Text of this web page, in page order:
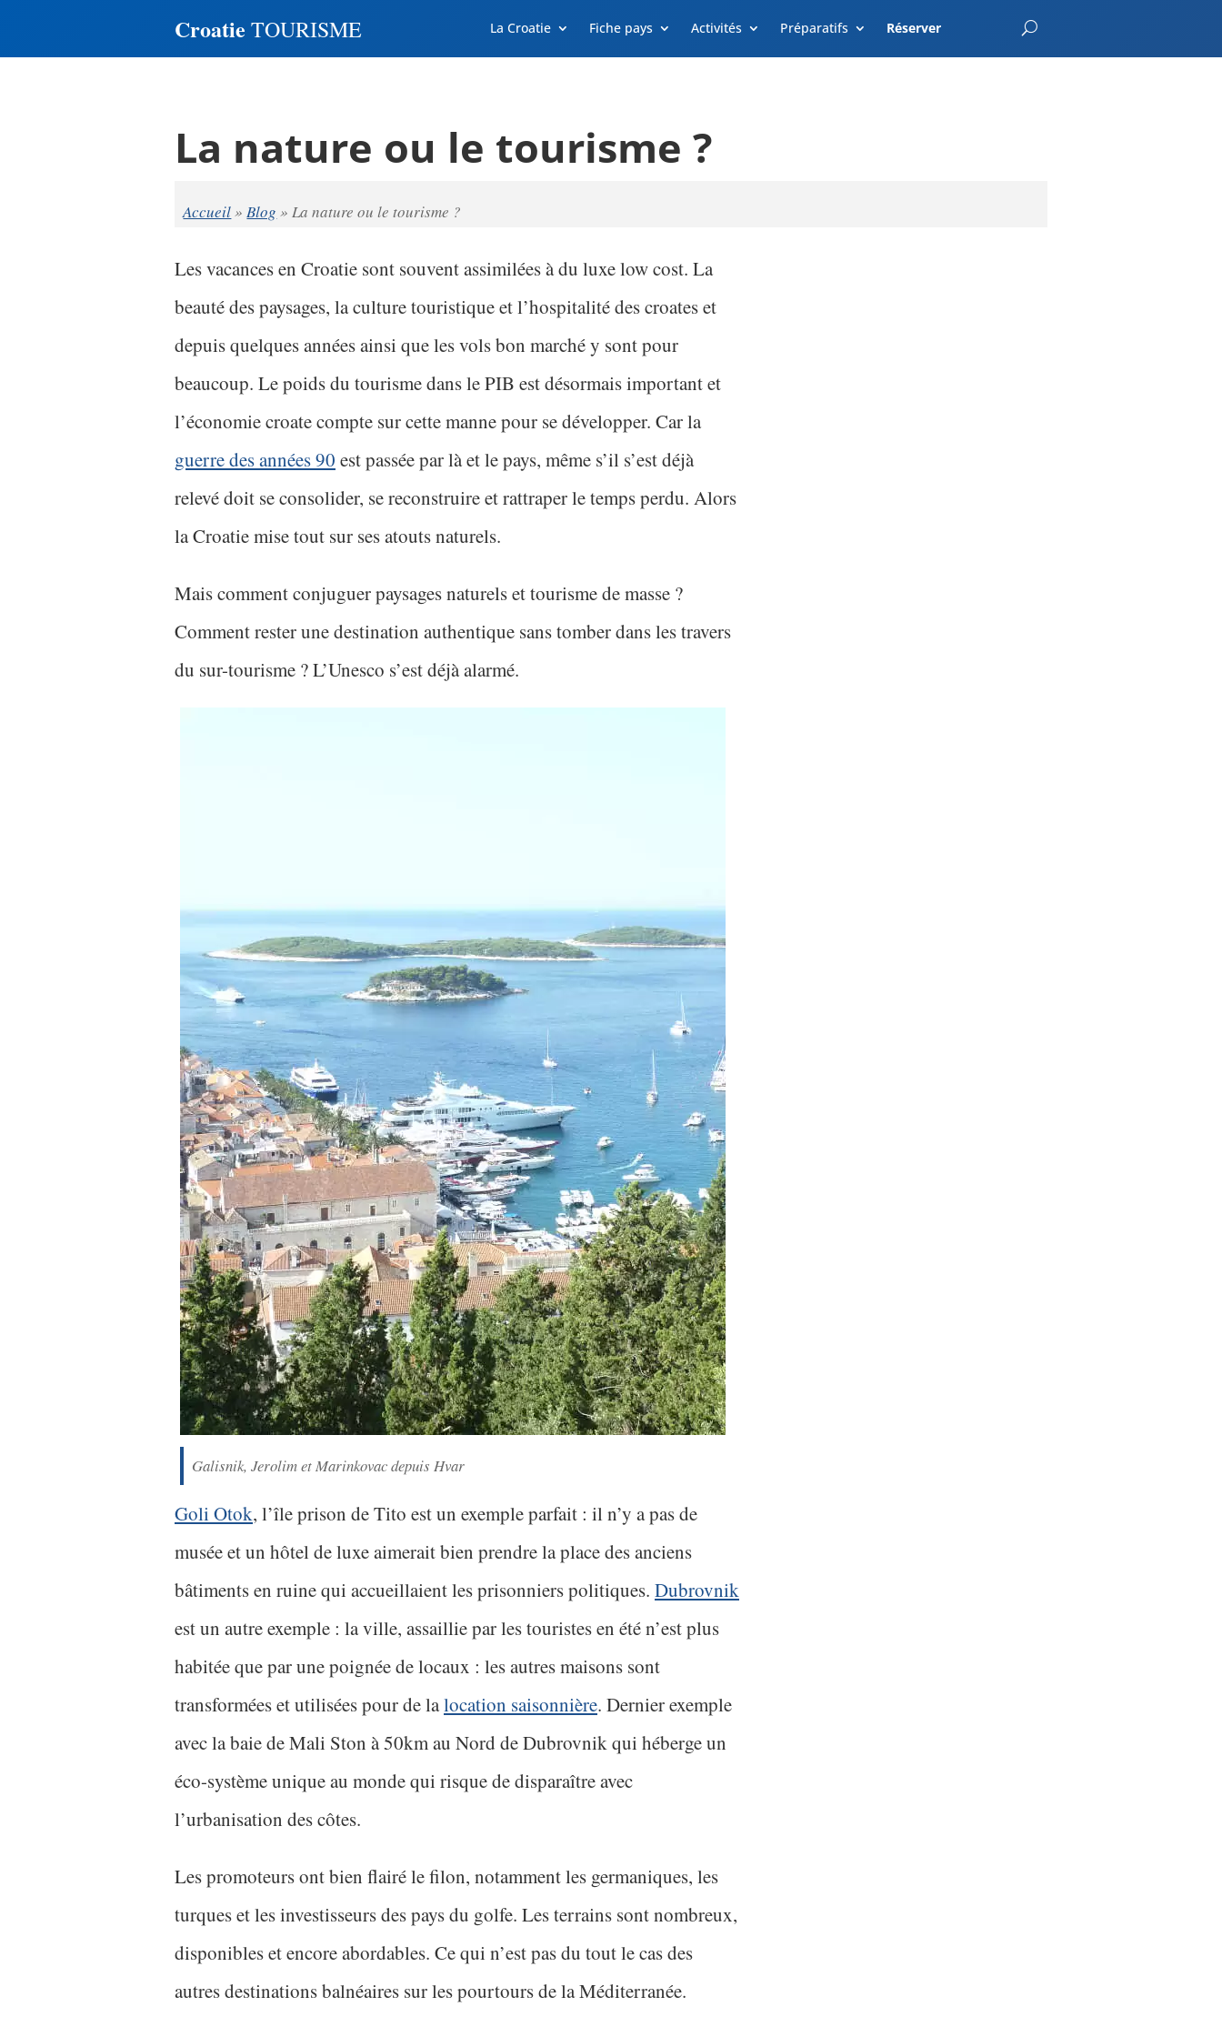
Croatie TOURISME La Croatie Fiche pays Activités Préparatifs Réserver EnterCroatia.com
La nature ou le tourisme ?
Accueil»Blog »La nature ou le tourisme ?
Les vacances en Croatie sont souvent assimilées à du luxe low cost. La
beauté des paysages, la culture touristique et l’hospitalité des croates et
depuis quelques années ainsi que les vols bon marché y sont pour
beaucoup. Le poids du tourisme dans le PIB est désormais important et
l’économie croate compte sur cette manne pour se développer. Car la
guerre des années 90 est passée par là et le pays, même s’il s’est déjà
relevé doit se consolider, se reconstruire et rattraper le temps perdu. Alors
la Croatie mise tout sur ses atouts naturels.
Mais comment conjuguer paysages naturels et tourisme de masse ?
Comment rester une destination authentique sans tomber dans les travers
du sur-tourisme ? L’Unesco s’est déjà alarmé.
Galisnik, Jerolim et Marinkovac depuis Hvar
Goli Otok, l’île prison de Tito est un exemple parfait : il n’y a pas de
musée et un hôtel de luxe aimerait bien prendre la place des anciens
bâtiments en ruine qui accueillaient les prisonniers politiques. Dubrovnik
est un autre exemple : la ville, assaillie par les touristes en été n’est plus
habitée que par une poignée de locaux : les autres maisons sont
transformées et utilisées pour de lalocation saisonnière. Dernier exemple
avec la baie de Mali Ston à 50km au Nord de Dubrovnik qui héberge un
éco-système unique au monde qui risque de disparaître avec
l’urbanisation des côtes.
Les promoteurs ont bien flairé le filon, notamment les germaniques, les
turques et les investisseurs des pays du golfe. Les terrains sont nombreux,
disponibles et encore abordables. Ce qui n’est pas du tout le cas des
autres destinations balnéaires sur les pourtours de la Méditerranée.